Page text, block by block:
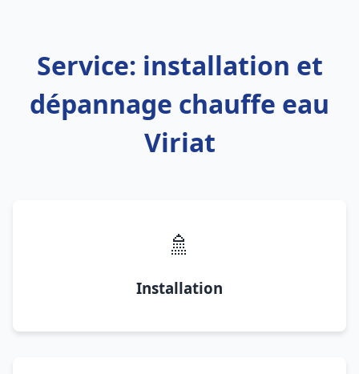
Service: installation et
dépannage chauffe eau
Viriat
🚿
Installation